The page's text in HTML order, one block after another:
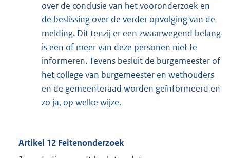
over de conclusie van het vooronderzoek en
de beslissing over de verder opvolging van de
melding. Dit tenzij er een zwaarwegend belang
is een of meer van deze personen niet te
informeren. Tevens besluit de burgemeester of
het college van burgemeester en wethouders
en de gemeenteraad worden geïnformeerd en
zo ja, op welke wijze.
Artikel 12 Feitenonderzoek